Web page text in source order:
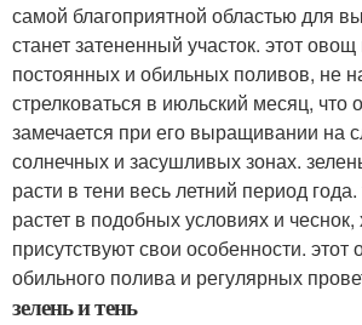
самой благоприятной областью для
станет затененный участок. этот овощ
постоянных и обильных поливов, не
стрелковаться в июльский месяц, что
замечается при его выращивании на
солнечных и засушливых зонах.
расти в тени весь летний период
растет в подобных условиях и чеснок,
присутствуют свои особенности. этот
обильного полива и регулярных
зелень и тень